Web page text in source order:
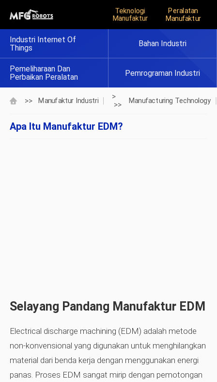
Teknologi
Manufaktur
Peralatan
Manufaktur
Industri Internet Of
Things
Bahan Industri
Pemeliharaan Dan
Perbaikan Peralatan
Pemrograman Industri
>> Manufaktur Industri
>
>>
Manufacturing Technology
Apa Itu Manufaktur EDM?
Selayang Pandang Manufaktur EDM
Electrical discharge machining (EDM) adalah metode
non-konvensional yang digunakan untuk menghilangkan
material dari benda kerja dengan menggunakan energi
panas. Proses EDM sangat mirip dengan pemotongan